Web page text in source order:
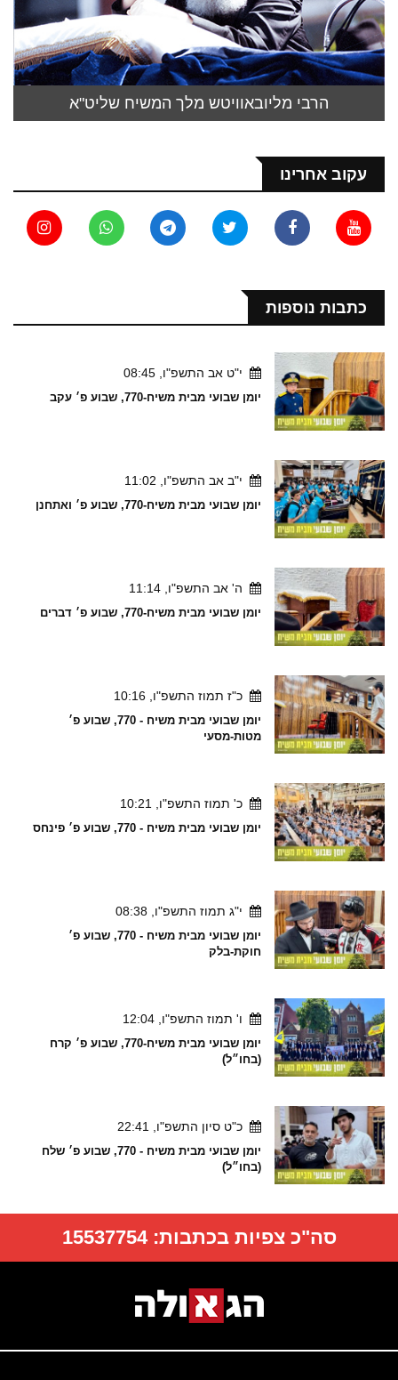
הרבי מליובאוויטש מלך המשיח שליט"א
עקוב אחרינו
כתבות נוספות
י"ט אב התשפ"ו, 08:45
יומן שבועי מבית משיח-770, שבוע פ׳ עקב
י"ב אב התשפ"ו, 11:02
יומן שבועי מבית משיח-770, שבוע פ׳ ואתחנן
ה' אב התשפ"ו, 11:14
יומן שבועי מבית משיח-770, שבוע פ׳ דברים
כ"ז תמוז התשפ"ו, 10:16
יומן שבועי מבית משיח - 770, שבוע פ׳
מטות-מסעי
כ' תמוז התשפ"ו, 10:21
יומן שבועי מבית משיח - 770, שבוע פ׳ פינחס
י"ג תמוז התשפ"ו, 08:38
יומן שבועי מבית משיח - 770, שבוע פ׳
חוקת-בלק
ו' תמוז התשפ"ו, 12:04
יומן שבועי מבית משיח-770, שבוע פ׳ קרח
(בחו״ל)
כ"ט סיון התשפ"ו, 22:41
יומן שבועי מבית משיח - 770, שבוע פ׳ שלח
(בחו״ל)
סה"כ צפיות בכתבות:15537754